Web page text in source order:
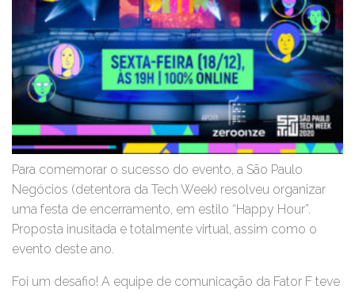
Para comemorar o sucesso do evento, a São Paulo
Negócios (detentora da Tech Week) resolveu organizar
uma festa de encerramento, em estilo “Happy Hour”.
Proposta inusitada e totalmente virtual, assim como o
evento deste ano.
Foi um desafio! A equipe de comunicação da Fator F teve